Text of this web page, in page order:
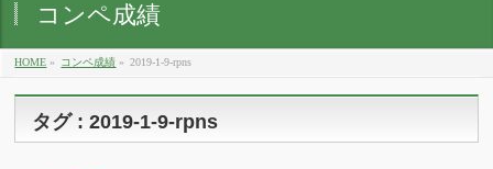
コンペ成績
HOME » コンペ成績 » 2019-1-9-rpns
タグ : 2019-1-9-rpns